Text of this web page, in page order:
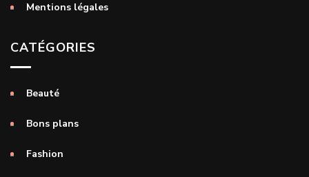
Mentions légales
CATÉGORIES
Beauté
Bons plans
Fashion